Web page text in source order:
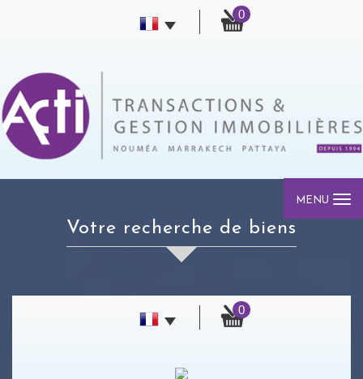
0
MENU
Votre recherche de biens
0